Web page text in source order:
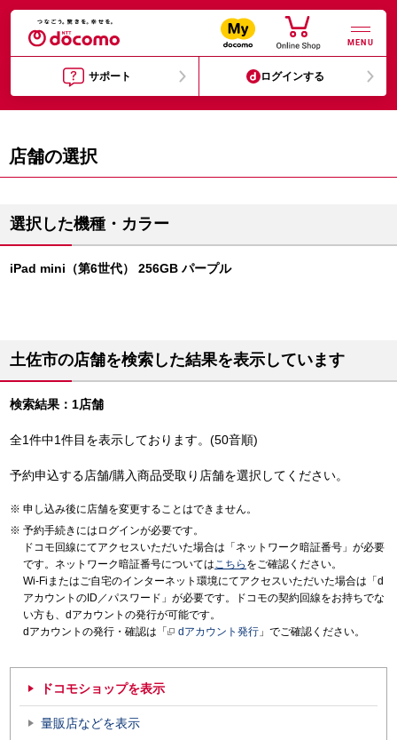
MENU
サポート ログインする
店舗の選択
選択した機種・カラー
iPad mini（第6世代） 256GB パープル
土佐市の店舗を検索した結果を表示しています
検索結果：1店舗
全1件中1件目を表示しております。(50音順)
予約申込する店舗/購入商品受取り店舗を選択してください。
申し込み後に店舗を変更することはできません。
予約手続きにはログインが必要です。
ドコモ回線にてアクセスいただいた場合は「ネットワーク暗証番号」が必要
です。ネットワーク暗証番号についてはこちら をご確認ください。
Wi-Fiまたはご自宅のインターネット環境にてアクセスいただいた場合は「d
アカウントのID／パスワード」が必要です。ドコモの契約回線をお持ちでな
い方も、dアカウントの発行が可能です。
dアカウントの発行・確認は「
dアカウント発行 」でご確認ください。
ドコモショップを表示
量販店などを表示